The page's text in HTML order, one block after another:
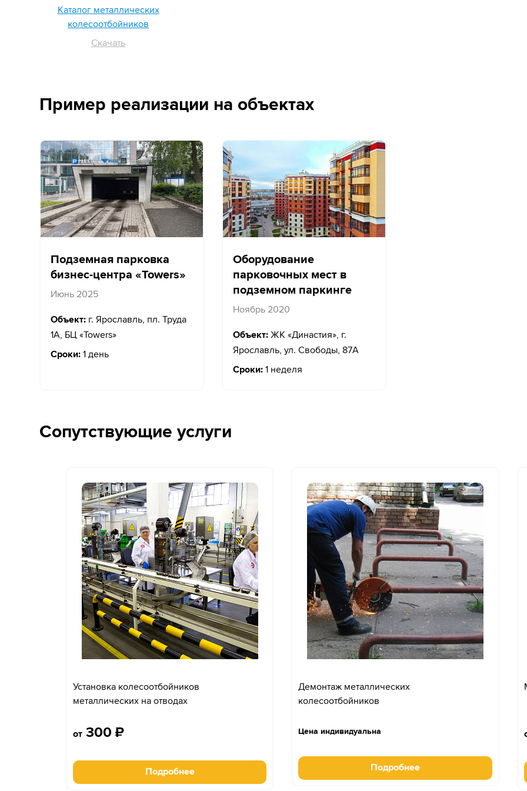
Каталог металлических
колесоотбойников
Скачать
Пример реализации на объектах
Подземная парковка
бизнес-центра «Towers»
Июнь 2025
Объект: г. Ярославль, пл. Труда
1А, БЦ «Towers»
Сроки: 1 день
Оборудование
парковочных мест в
подземном паркинге
Ноябрь 2020
Объект: ЖК «Династия», г.
Ярославль, ул. Свободы, 87A
Сроки: 1 неделя
Сопутствующие услуги
Установка колесоотбойников
металлических на отводах
от 300 ₽
Подробнее
Демонтаж металлических
колесоотбойников
Цена индивидуальна
Подробнее